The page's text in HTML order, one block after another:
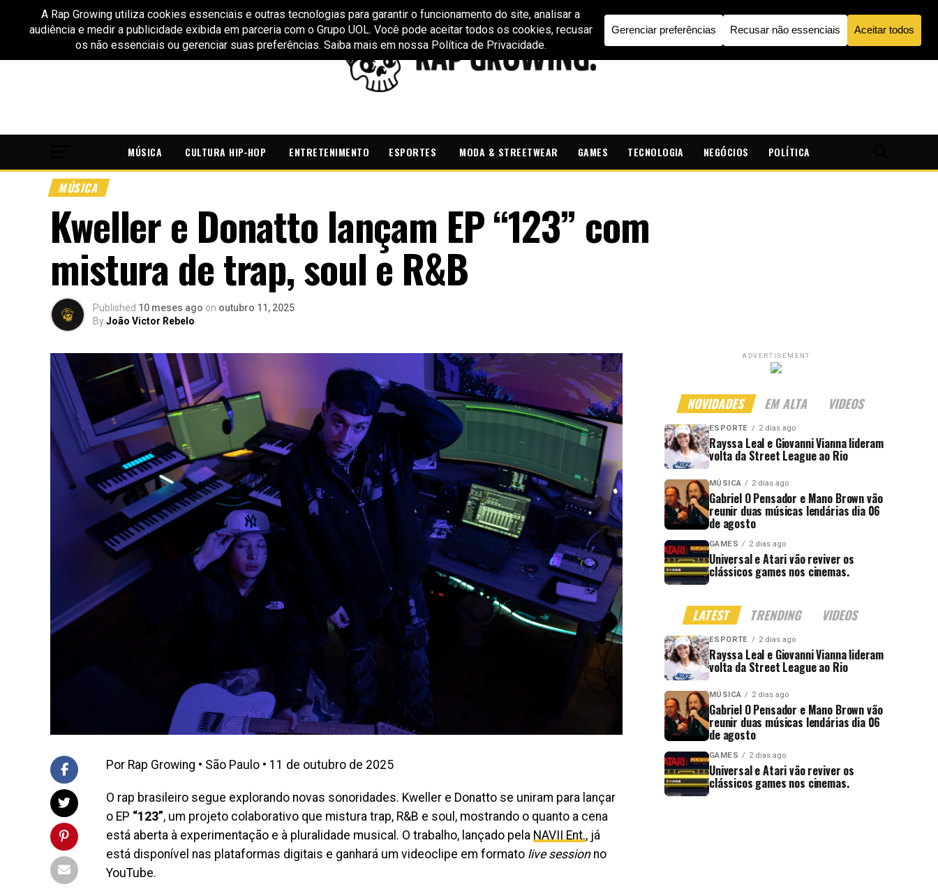
MÚSICA CULTURA HIP-HOP ENTRETENIMENTO ESPORTES MODA & STREETWEAR GAMES TECNOLOGIA NEGÓCIOS POLÍTICA
MÚSICA
Kweller e Donatto lançam EP “123” com
mistura de trap, soul e R&B
Published 10 meses ago on outubro 11, 2025
ByJoão Victor Rebelo
Por Rap Growing • São Paulo • 11 de outubro de 2025
O rap brasileiro segue explorando novas sonoridades. Kweller e Donatto se uniram para lançar
o EP “123”, um projeto colaborativo que mistura trap, R&B e soul, mostrando o quanto a cena
está aberta à experimentação e à pluralidade musical. O trabalho, lançado pela NAVII Ent., já
está disponível nas plataformas digitais e ganhará um videoclipe em formato live sessionno
YouTube.
ADVERTISEMENT
NOVIDADES EM ALTA VIDEOS
ESPORTE 2 dias ago
Rayssa Leal e Giovanni Vianna lideram
volta da Street League ao Rio
MÚSICA 2 dias ago
Gabriel O Pensador e Mano Brown vão
reunir duas músicas lendárias dia 06
de agosto
GAMES 2 dias ago
Universal e Atari vão reviver os
clássicos games nos cinemas.
LATEST TRENDING VIDEOS
ESPORTE 2 dias ago
Rayssa Leal e Giovanni Vianna lideram
volta da Street League ao Rio
MÚSICA 2 dias ago
Gabriel O Pensador e Mano Brown vão
reunir duas músicas lendárias dia 06
de agosto
GAMES 2 dias ago
Universal e Atari vão reviver os
clássicos games nos cinemas.